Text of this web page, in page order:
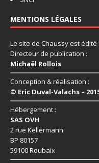
MENTIONS LÉGALES
Le site de Chaussy est
Directeur de publication :
Michaël Rollois
Conception & réalisation :
© Eric Duval-Valachs –
Hébergement :
SAS OVH
2 rue Kellermann
BP 80157
59100 Roubaix